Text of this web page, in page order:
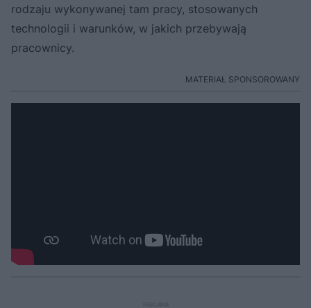
rodzaju wykonywanej tam pracy, stosowanych
technologii i warunków, w jakich przebywają
pracownicy.
MATERIAŁ SPONSOROWANY